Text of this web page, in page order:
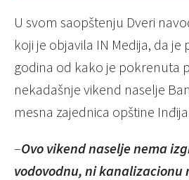
U svom saopštenju Dveri
koji je objavila IN Medija, da je
godina od kako je pokrenuta
nekadašnje vikend naselje
mesna zajednica opštine
–Ovo vikend naselje nema
vodovodnu, ni kanalizacionu